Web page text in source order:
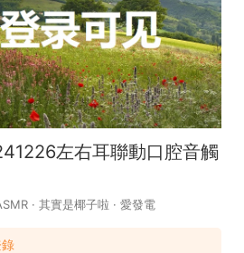
左右耳聯動口腔音觸
· 其實是椰子啦 · 愛發電